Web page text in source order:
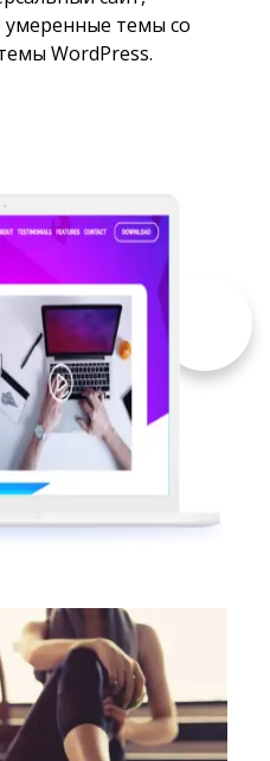
темы со
WordPress.